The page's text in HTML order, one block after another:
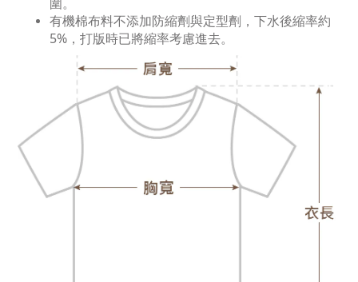
有機棉布料不添加防縮劑與定型劑，下水後縮率約
5%，打版時已將縮率考慮進去。